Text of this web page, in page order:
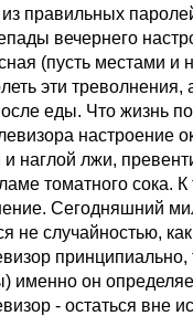
правильных
вечернего
(пусть местами
эти треволнения,
еды. Что жизнь
настроение
и наглой лжи,
томатного сока.
Сегодняшний
не случайностью,
именно он
- остаться вне